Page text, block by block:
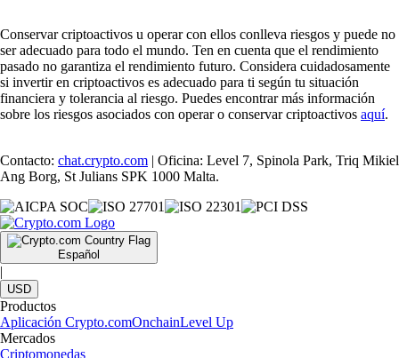
Conservar criptoactivos u operar con ellos conlleva riesgos y puede no
ser adecuado para todo el mundo. Ten en cuenta que el rendimiento
pasado no garantiza el rendimiento futuro. Considera cuidadosamente
si invertir en criptoactivos es adecuado para ti según tu situación
financiera y tolerancia al riesgo. Puedes encontrar más información
sobre los riesgos asociados con operar o conservar criptoactivos aquí.
Contacto: chat.crypto.com | Oficina: Level 7, Spinola Park, Triq Mikiel
Ang Borg, St Julians SPK 1000 Malta.
Español
|
USD
Productos
Aplicación Crypto.comOnchainLevel Up
Mercados
Criptomonedas